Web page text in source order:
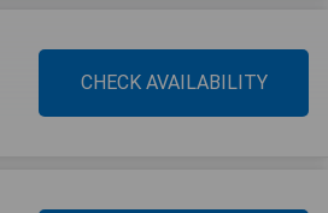
CHECK AVAILABILITY